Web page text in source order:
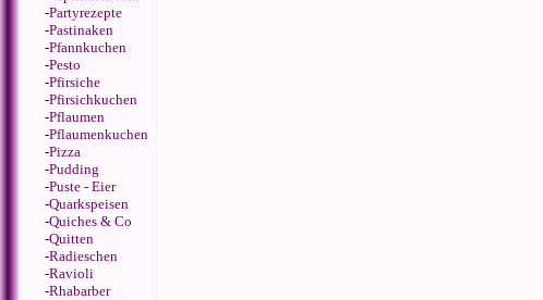
-Partyrezepte
-Pastinaken
-Pfannkuchen
-Pesto
-Pfirsiche
-Pfirsichkuchen
-Pflaumen
-Pflaumenkuchen
-Pizza
-Pudding
-Puste - Eier
-Quarkspeisen
-Quiches & Co
-Quitten
-Radieschen
-Ravioli
-Rhabarber